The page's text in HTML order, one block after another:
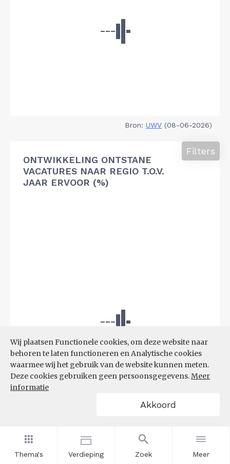
Thema's Verdieping Zoek Meer
Wij plaatsen Functionele cookies, om deze website naar
behoren te laten functioneren en Analytische cookies
waarmee wij het gebruik van de website kunnen meten.
Deze cookies gebruiken geen persoonsgegevens.Meer
informatie
Akkoord
Bron: UWV (08-06-2026)
ONTWIKKELING ONTSTANE
VACATURES NAAR REGIO T.O.V.
JAAR ERVOOR (%)
Filters
Bron:UWV (08-06-2026)